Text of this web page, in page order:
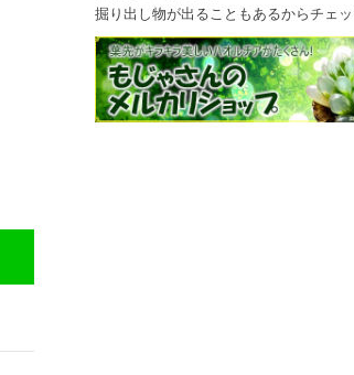
掘り出し物が出ることもあるからチェ